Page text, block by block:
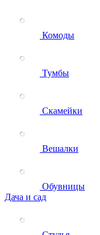
Комоды
Тумбы
Скамейки
Вешалки
Обувницы
Дача и сад